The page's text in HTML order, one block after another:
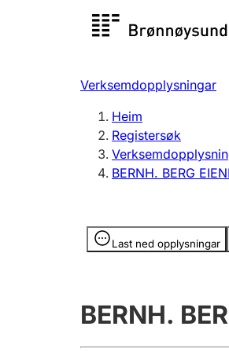
Registersøk
Registrere, endre,
Verksemdopplysningar
Heim
Registersøk
BERNH. BERG
Last ned opplysningar
Opplysninger er skjult
BERNH.